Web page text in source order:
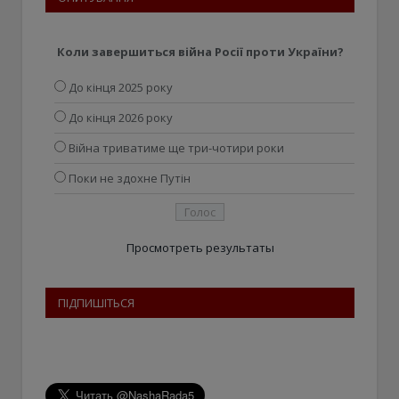
Коли завершиться війна Росії проти України?
До кінця 2025 року
До кінця 2026 року
Війна триватиме ще три-чотири роки
Поки не здохне Путін
Просмотреть результаты
ПІДПИШІТЬСЯ